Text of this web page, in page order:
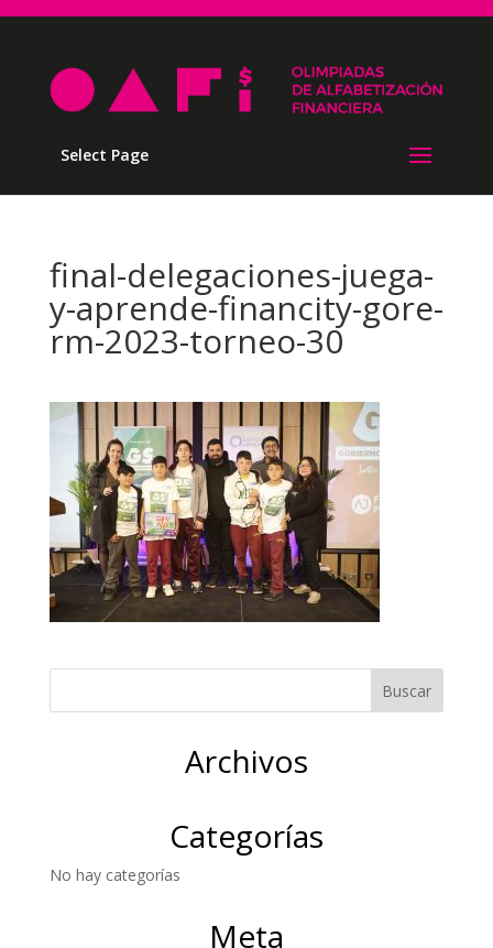
Select Page
final-delegaciones-juega-
y-aprende-financity-gore-
rm-2023-torneo-30
Archivos
Categorías
No hay categorías
Meta